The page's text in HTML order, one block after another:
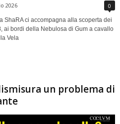
2026 0
ShaRA ci accompagna alla scoperta dei
ai bordi della Nebulosa di Gum a cavallo
Vela
un problema di